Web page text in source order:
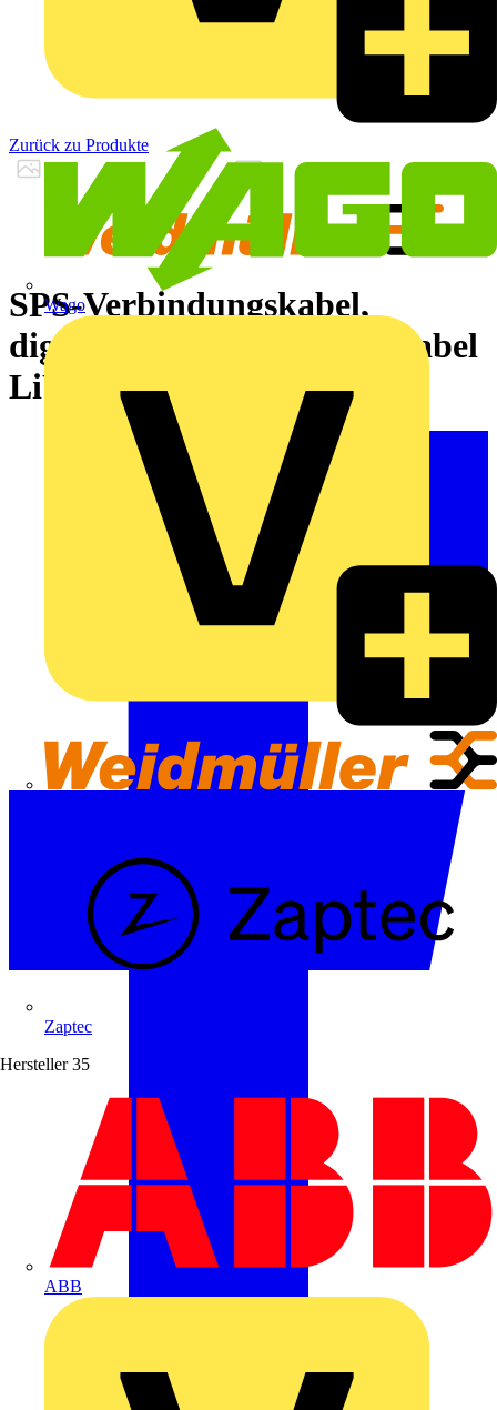
Wago
Zaptec
Hersteller 35
ABB
Zurück zu Produkte
SPS-Verbindungskabel,
digitale Signale, 20 Pole, Kabel
LiYY, 3.5 m